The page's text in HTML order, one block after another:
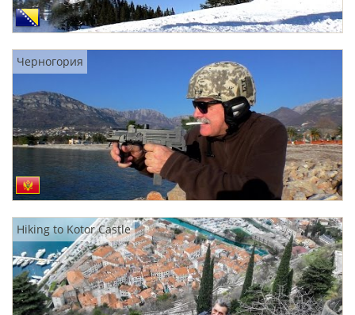
Черногория
Hiking to Kotor Castle